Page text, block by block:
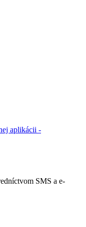
aplikácii -
SMS a e-